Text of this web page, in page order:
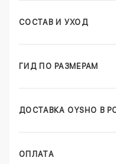
СОСТАВ И УХОД
ГИД ПО РАЗМЕРАМ
ДОСТАВКА OYSHO В
ОПЛАТА